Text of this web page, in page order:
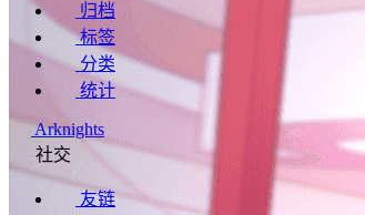
归档
标签
分类
统计
Arknights
社交
友链